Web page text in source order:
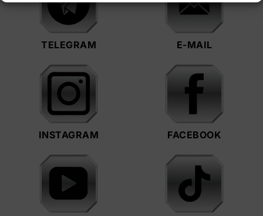
TELEGRAM E-MAIL
INSTAGRAM FACEBOOK